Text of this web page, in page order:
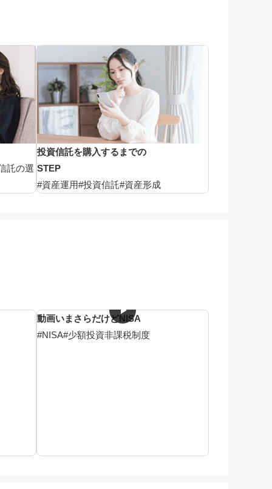
託の選
投資信託を購入するまでの
STEP
#資産運用#投資信託#資産形成
動画いまさらだけどNISA
#NISA#少額投資非課税制度